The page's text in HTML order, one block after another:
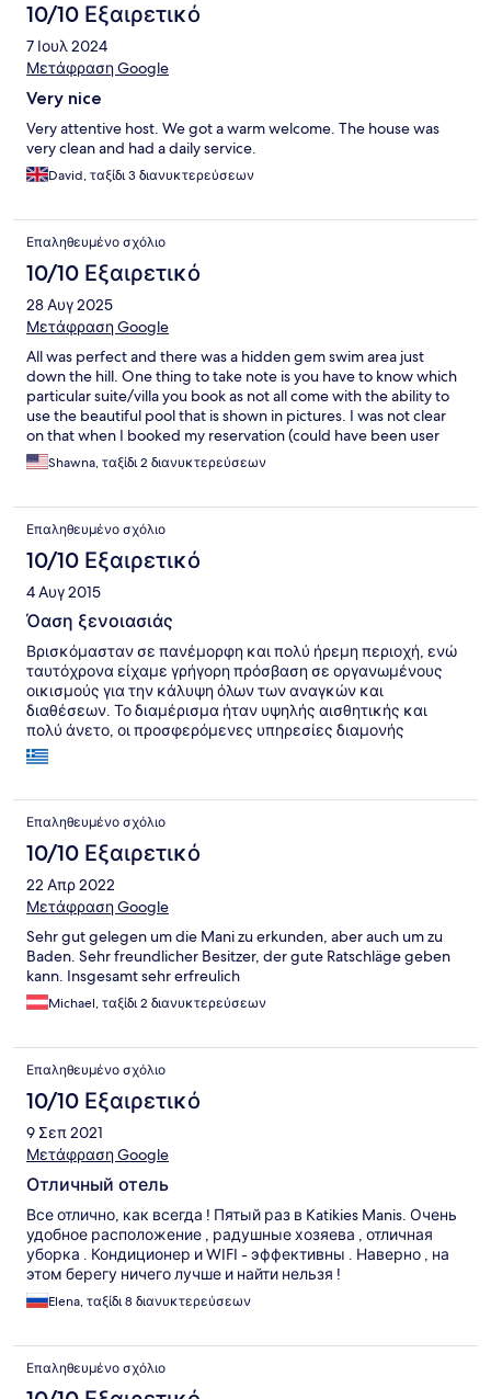
10/10 Εξαιρετικό
7 Ιουλ 2024
Μετάφραση Google
Very nice
Very attentive host. We got a warm welcome. The house was
very clean and had a daily service.
David, ταξίδι 3 διανυκτερεύσεων
Επαληθευμένο σχόλιο
10/10 Εξαιρετικό
28 Αυγ 2025
Μετάφραση Google
All was perfect and there was a hidden gem swim area just
down the hill. One thing to take note is you have to know which
particular suite/villa you book as not all come with the ability to
use the beautiful pool that is shown in pictures. I was not clear
on that when I booked my reservation (could have been user
error) however the extra swim area the owner pointed out more
than made up for it. Gorgeous. You do have to drive through
totally worth it.
Shawna, ταξίδι 2 διανυκτερεύσεων
Επαληθευμένο σχόλιο
10/10 Εξαιρετικό
4 Αυγ 2015
Όαση ξενοιασιάς
Βρισκόμασταν σε πανέμορφη και πολύ ήρεμη περιοχή, ενώ
ταυτόχρονα είχαμε γρήγορη πρόσβαση σε οργανωμένους
οικισμούς για την κάλυψη όλων των αναγκών και
διαθέσεων. Το διαμέρισμα ήταν υψηλής αισθητικής και
πολύ άνετο, οι προσφερόμενες υπηρεσίες διαμονής
-καλοσωρίσματος, καθαριότητας κλπ- μας έκαναν από την
αρχή να αιστανθούμε οικειότητα με το χώρο. Το
Επαληθευμένο σχόλιο
10/10 Εξαιρετικό
22 Απρ 2022
Μετάφραση Google
Sehr gut gelegen um die Mani zu erkunden, aber auch um zu
Baden. Sehr freundlicher Besitzer, der gute Ratschläge geben
kann. Insgesamt sehr erfreulich
Michael, ταξίδι 2 διανυκτερεύσεων
Επαληθευμένο σχόλιο
10/10 Εξαιρετικό
9 Σεπ 2021
Μετάφραση Google
Отличный отель
Все отлично, как всегда ! Пятый раз в Katikies Manis. Очень
удобное расположение , радушные хозяева , отличная
уборка . Кондиционер и WIFI - эффективны . Наверно , на
этом берегу ничего лучше и найти нельзя !
Elena, ταξίδι 8 διανυκτερεύσεων
Επαληθευμένο σχόλιο